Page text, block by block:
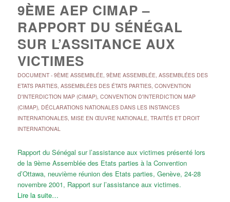
9ÈME AEP CIMAP –
RAPPORT DU SÉNÉGAL
SUR L’ASSITANCE AUX
VICTIMES
DOCUMENT- 9ÈME ASSEMBLÉE, 9ÈME ASSEMBLÉE, ASSEMBLÉES DES
ETATS PARTIES, ASSEMBLÉES DES ÉTATS PARTIES, CONVENTION
D'INTERDICTION MAP (CIMAP), CONVENTION D'INTERDICTION MAP
(CIMAP), DÉCLARATIONS NATIONALES DANS LES INSTANCES
INTERNATIONALES, MISE EN ŒUVRE NATIONALE, TRAITÉS ET DROIT
INTERNATIONAL
Rapport du Sénégal sur l’assistance aux victimes présenté lors
de la 9ème Assemblée des Etats parties à la Convention
d’Ottawa, neuvième réunion des Etats parties, Genève, 24-28
novembre 2001, Rapport sur l’assistance aux victimes.
Lire la suite…